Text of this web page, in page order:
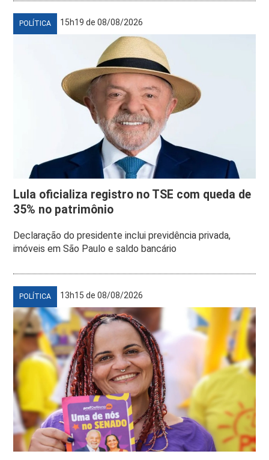
POLÍTICA 15h19 de 08/08/2026
Lula oficializa registro no TSE com queda de
35% no patrimônio
Declaração do presidente inclui previdência privada,
imóveis em São Paulo e saldo bancário
POLÍTICA 13h15 de 08/08/2026